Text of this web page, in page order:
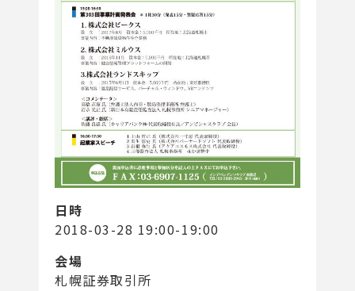
日時
2018-03-28 19:00-19:00
会場
札幌証券取引所